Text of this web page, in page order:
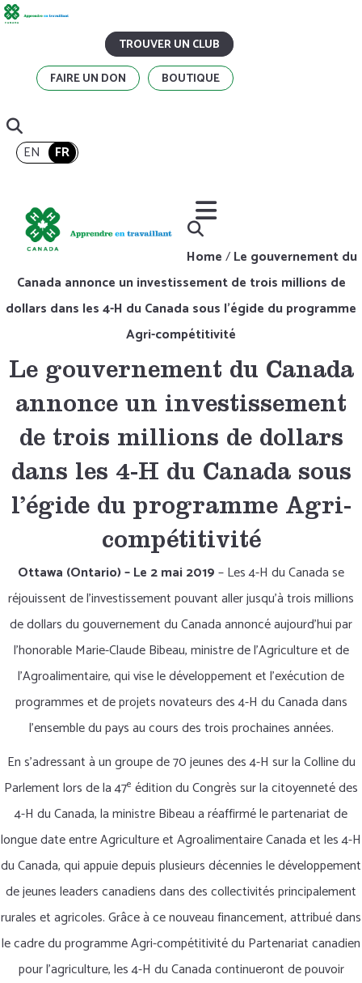
TROUVER UN CLUB
FAIRE UN DON
BOUTIQUE
EN FR
Home/Le gouvernement du
Canada annonce un investissement de trois millions de
dollars dans les 4-H du Canada sous l’égide du programme
Agri-compétitivité
Le gouvernement du Canada
annonce un investissement
de trois millions de dollars
dans les 4-H du Canada sous
l’égide du programme Agri-
compétitivité
Ottawa (Ontario) – Le 2 mai 2019– Les 4-H du Canada se
réjouissent de l’investissement pouvant aller jusqu’à trois millions
de dollars du gouvernement du Canada annoncé aujourd’hui par
l’honorable Marie-Claude Bibeau, ministre de l’Agriculture et de
l’Agroalimentaire, qui vise le développement et l’exécution de
programmes et de projets novateurs des 4-H du Canada dans
l’ensemble du pays au cours des trois prochaines années.
En s’adressant à un groupe de 70 jeunes des 4-H sur la Colline du
Parlement lors de la 47e édition du Congrès sur la citoyenneté des
4-H du Canada, la ministre Bibeau a réaffirmé le partenariat de
longue date entre Agriculture et Agroalimentaire Canada et les 4-H
du Canada, qui appuie depuis plusieurs décennies le développement
de jeunes leaders canadiens dans des collectivités principalement
rurales et agricoles. Grâce à ce nouveau financement, attribué dans
le cadre du programme Agri-compétitivité du Partenariat canadien
pour l’agriculture, les 4-H du Canada continueront de pouvoir